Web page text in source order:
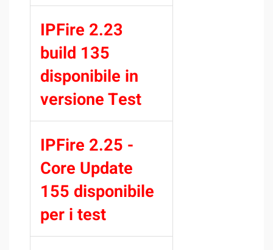
IPFire 2.23
build 135
disponibile in
versione Test
IPFire 2.25 -
Core Update
155 disponibile
per i test